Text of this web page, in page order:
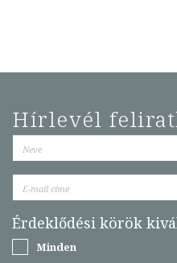
Hírlevél
Érdeklődési körök
Minden